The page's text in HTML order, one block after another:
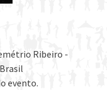
Ribeiro -
evento.